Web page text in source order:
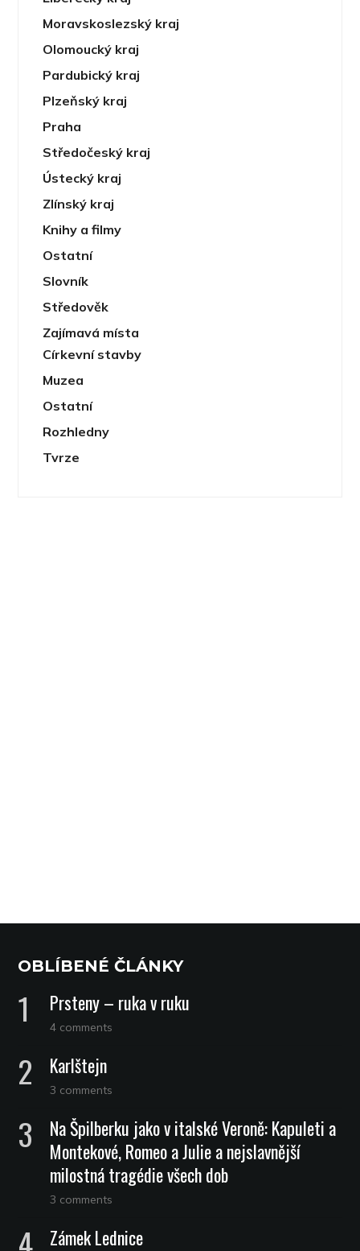
Moravskoslezský kraj
Olomoucký kraj
Pardubický kraj
Plzeňský kraj
Praha
Středočeský kraj
Ústecký kraj
Zlínský kraj
Knihy a filmy
Ostatní
Slovník
Středověk
Zajímavá místa
Církevní stavby
Muzea
Ostatní
Rozhledny
Tvrze
OBLÍBENÉ ČLÁNKY
Prsteny – ruka v ruku
4 comments
Karlštejn
3 comments
Na Špilberku jako v italské Veroně: Kapuleti a
Montekové, Romeo a Julie a nejslavnější
milostná tragédie všech dob
3 comments
Zámek Lednice